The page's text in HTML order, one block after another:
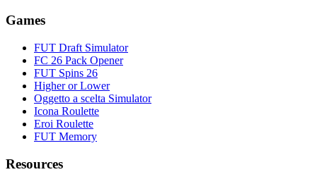
Games
FUT Draft Simulator
FC 26 Pack Opener
FUT Spins 26
Higher or Lower
Oggetto a scelta Simulator
Icona Roulette
Eroi Roulette
FUT Memory
Resources